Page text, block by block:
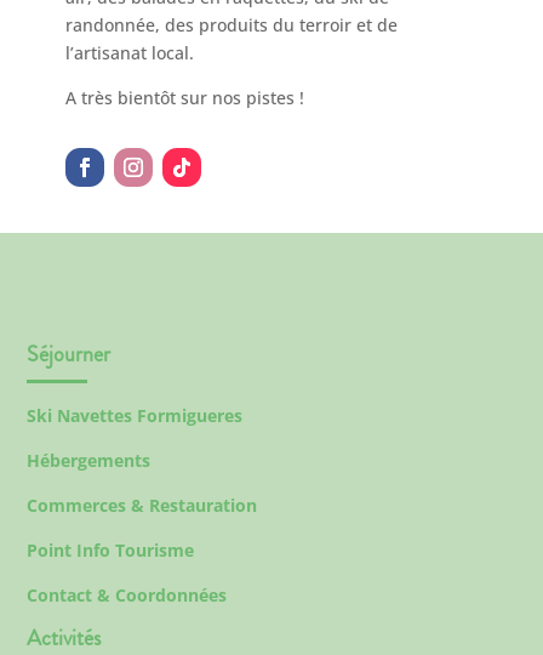
randonnée, des produits du terroir et de
l’artisanat local.
A très bientôt sur nos pistes !
Séjourner
Ski Navettes Formigueres
Hébergements
Commerces & Restauration
Point Info Tourisme
Contact & Coordonnées
Activités